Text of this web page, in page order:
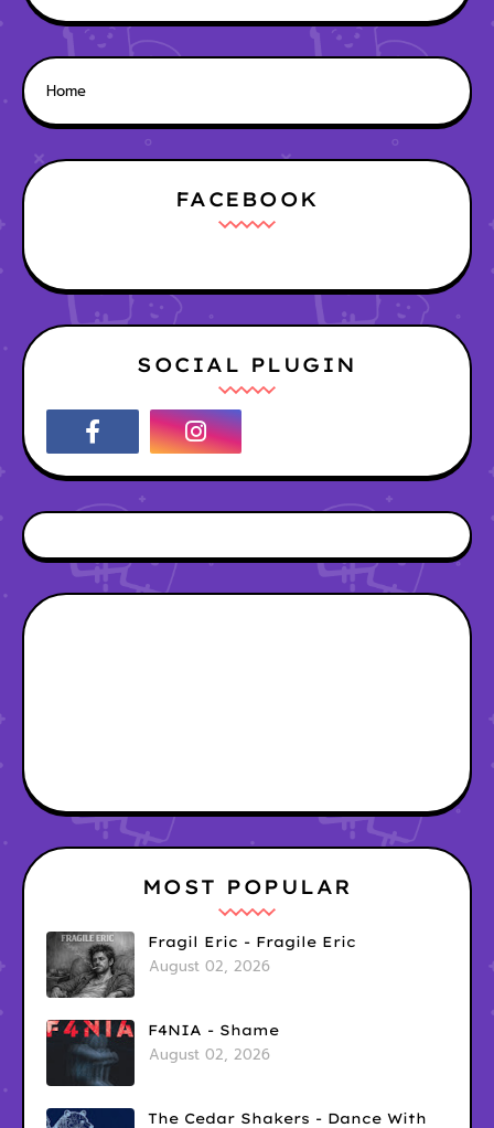
Home
FACEBOOK
SOCIAL PLUGIN
MOST POPULAR
Fragil Eric - Fragile Eric
August 02, 2026
F4NIA - Shame
August 02, 2026
The Cedar Shakers - Dance With